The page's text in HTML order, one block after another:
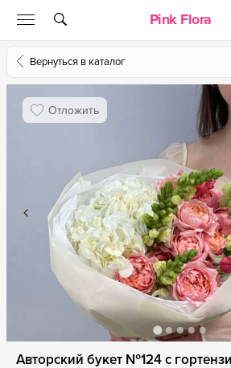
Pink Flora
Вернуться в каталог
Отложить
Авторский букет №124 с